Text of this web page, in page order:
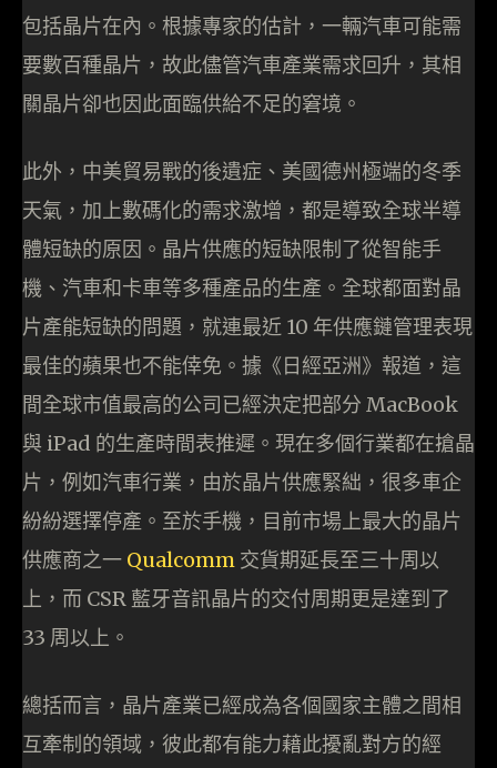
包括晶片在內。根據專家的估計，一輛汽車可能需
要數百種晶片，故此儘管汽車產業需求回升，其相
關晶片卻也因此面臨供給不足的窘境。
此外，中美貿易戰的後遺症、美國德州極端的冬季
天氣，加上數碼化的需求激增，都是導致全球半導
體短缺的原因。晶片供應的短缺限制了從智能手
機、汽車和卡車等多種產品的生產。全球都面對晶
片產能短缺的問題，就連最近 10 年供應鏈管理表現
最佳的蘋果也不能倖免。據《日經亞洲》報道，這
間全球市值最高的公司已經決定把部分 MacBook
與 iPad 的生產時間表推遲。現在多個行業都在搶晶
片，例如汽車行業，由於晶片供應緊絀，很多車企
紛紛選擇停產。至於手機，目前市場上最大的晶片
供應商之一 Qualcomm 交貨期延長至三十周以
上，而 CSR 藍牙音訊晶片的交付周期更是達到了
33 周以上。
總括而言，晶片產業已經成為各個國家主體之間相
互牽制的領域，彼此都有能力藉此擾亂對方的經